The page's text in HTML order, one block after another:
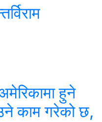
हुने
काम गरेको छ,